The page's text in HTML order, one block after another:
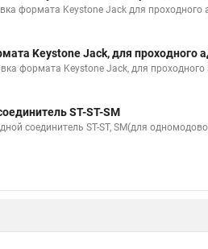
формата Keystone Jack для проходного
Keystone Jack, для проходного
формата Keystone Jack, для проходного
ST-ST-SM
соединитель ST-ST, SM(для